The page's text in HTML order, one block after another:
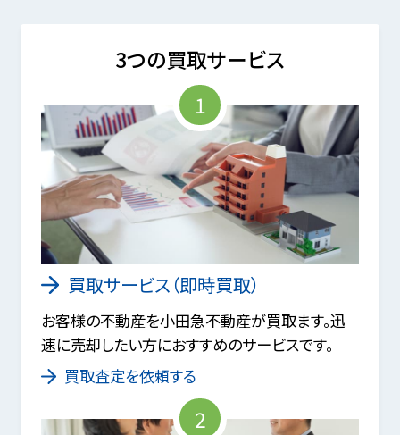
3つの買取サービス
1
買取サービス（即時買取）
お客様の不動産を小田急不動産が買取ます。迅
速に売却したい方におすすめのサービスです。
買取査定を依頼する
2